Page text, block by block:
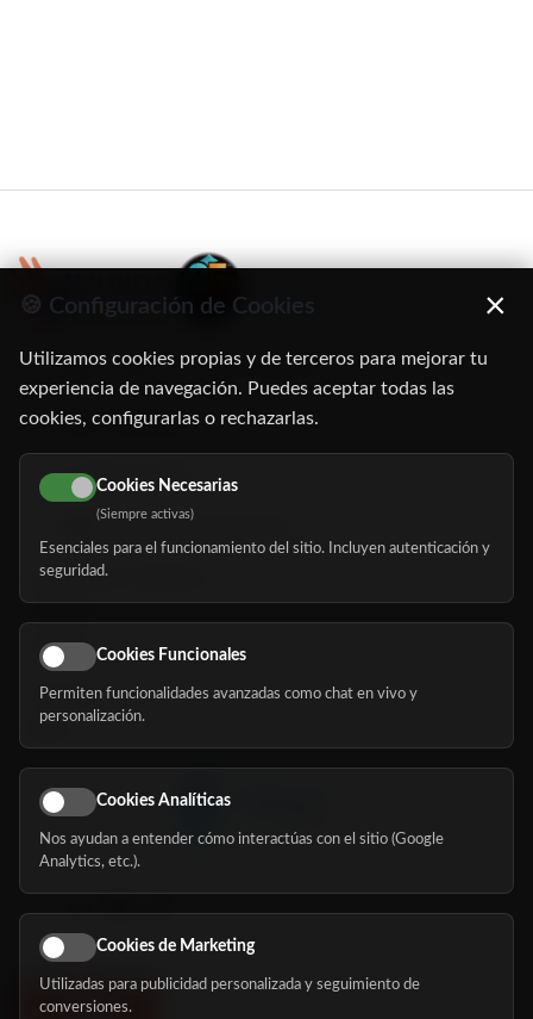
C/ Oruro, 11. 28016 Madrid
91 345 06 26
616 113 103
hola@mundomayor.com
Buscador de residencias
Eventos
Nosotros
Síguenos
🍪 Configuración de Cookies ×
Utilizamos cookies propias y de terceros para mejorar tu
experiencia de navegación. Puedes aceptar todas las
cookies, configurarlas o rechazarlas.
Cookies Necesarias
(Siempre activas)
Esenciales para el funcionamiento del sitio. Incluyen autenticación y
seguridad.
Cookies Funcionales
Permiten funcionalidades avanzadas como chat en vivo y
personalización.
Cookies Analíticas
Nos ayudan a entender cómo interactúas con el sitio (Google
Analytics, etc.).
Cookies de Marketing
Utilizadas para publicidad personalizada y seguimiento de
conversiones.